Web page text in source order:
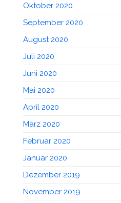
Oktober 2020
September 2020
August 2020
Juli 2020
Juni 2020
Mai 2020
April 2020
März 2020
Februar 2020
Januar 2020
Dezember 2019
November 2019